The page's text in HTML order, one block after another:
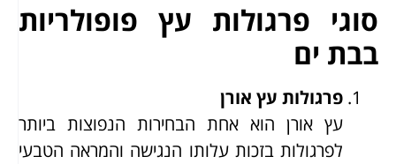
סוגי פרגולות עץ פופולריות
בבת ים
פרגולות עץ אורן
עץ אורן הוא אחת הבחירות הנפוצות ביותר
לפרגולות בזכות עלותו הנגישה והמראה הטבעי